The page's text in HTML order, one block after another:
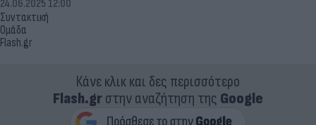
Συντακτική
Ομάδα
Flash.gr
24.06.2025 12:00
Κάνε κλικ και δες περισσότερο
Flash.grστην αναζήτηση της Google